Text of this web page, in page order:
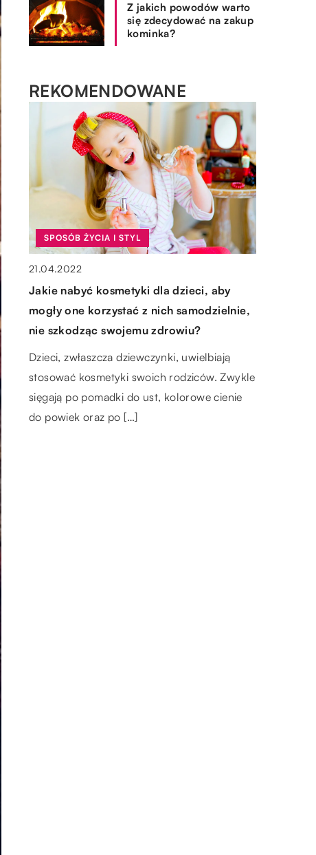
Z jakich powodów warto
się zdecydować na zakup
kominka?
REKOMENDOWANE
OGRÓD I DOM
15.10.2019
Najlepsze płytki do łazienki
Nowoczesna łazienka powinna zapewniać
wysoką funkcjonalność oraz wygodę
użytkowania dla wszystkich domowników.
Mamy obecnie w sklepach z wyposażeniem
wnętrz do […]
SPOSÓB ŻYCIA I STYL
21.04.2022
Jakie nabyć kosmetyki dla dzieci, aby
mogły one korzystać z nich samodzielnie,
nie szkodząc swojemu zdrowiu?
Dzieci, zwłaszcza dziewczynki, uwielbiają
stosować kosmetyki swoich rodziców. Zwykle
sięgają po pomadki do ust, kolorowe cienie
do powiek oraz po […]
BRANŻA BUDOWLANA
02.03.2022
Co warto wiedzieć o nieruchomościach w
zakresie prawa?
Nie każdy, kto kupuje lub sprzedaje
nieruchomość, musi znać się na prawie
podatkowym dotyczącym majątku tego typu,
a znalezienie stosownych […]
BEZ KATEGORII
12.06.2022
Jakie rozróżniamy najpopularniejsze
procesy obróbki betonu?
Istnieje wiele różnych rodzajów procesów
betonowych, które można wykorzystać do
leczenia betonu. Najbardziej popularne
procesy, które wyróżniamy to trawienie
kwasem […]